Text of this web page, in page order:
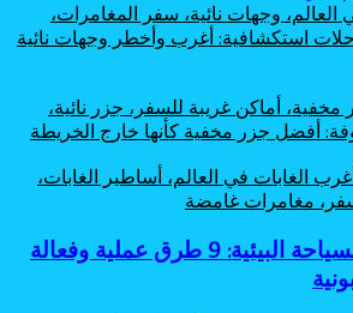
وجهات نائية، سفر المغامرات،
استكشافية: أغرب وأخطر وجهات نائية
أماكن غريبة للسفر، جزر نائية،
أفضل جزر مخفية كأنها خارج الخريطة
الغابات في العالم، أساطير الغابات،
مغامرات غامضة
السفر المستدام، السياحة البيئية: 9 طرق عملية وفعالة